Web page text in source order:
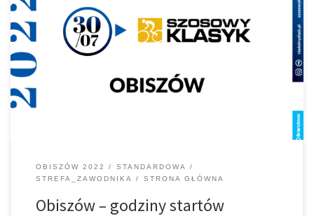
Poniższa grafika pokazuje godziny startów poszczególnych
sektorów na wyścigu w Obiszowie.
OBISZÓW 2022
STANDARDOWA
STREFA_ZAWODNIKA
STRONA GŁÓWNA
Obiszów – godziny startów